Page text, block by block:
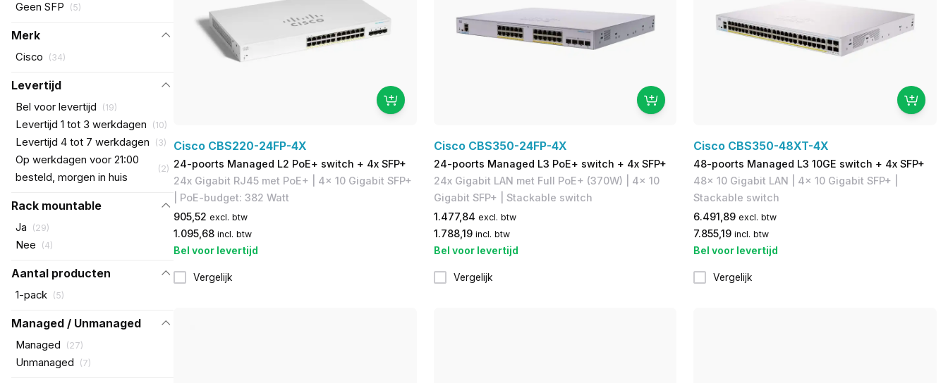
Geen SFP (5)
Merk
Cisco (34)
Levertijd
Bel voor levertijd (19)
Levertijd 1 tot 3 werkdagen (10)
Levertijd 4 tot 7 werkdagen (3)
Op werkdagen voor 21:00
besteld, morgen in huis
(2)
Rack mountable
Ja (29)
Nee (4)
Aantal producten
1-pack (5)
Managed / Unmanaged
Managed (27)
Unmanaged (7)
Cisco CBS220-24FP-4X
24-poorts Managed L2 PoE+ switch + 4x SFP+
24x Gigabit RJ45 met PoE+ | 4x 10 Gigabit SFP+
| PoE-budget: 382 Watt
905,52 excl. btw
1.095,68 incl. btw
Bel voor levertijd
Vergelijk
Cisco CBS350-24FP-4X
24-poorts Managed L3 PoE+ switch + 4x SFP+
24x Gigabit LAN met Full PoE+ (370W) | 4x 10
Gigabit SFP+ | Stackable switch
1.477,84 excl. btw
1.788,19 incl. btw
Bel voor levertijd
Vergelijk
Cisco CBS350-48XT-4X
48-poorts Managed L3 10GE switch + 4x SFP+
48x 10 Gigabit LAN | 4x 10 Gigabit SFP+ |
Stackable switch
6.491,89 excl. btw
7.855,19 incl. btw
Bel voor levertijd
Vergelijk